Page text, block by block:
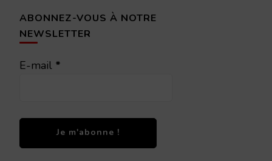
ABONNEZ-VOUS À NOTRE
NEWSLETTER
E-mail *